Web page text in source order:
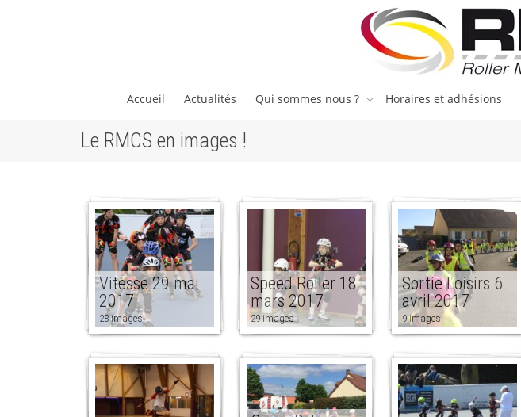
Accueil Actualités Qui sommes nous ? Horaires et adhésions
Le RMCS en images !
Vitesse 29 mai
2017
28 images
Speed Roller 18
mars 2017
29 images
Sortie Loisirs 6
avril 2017
9 images